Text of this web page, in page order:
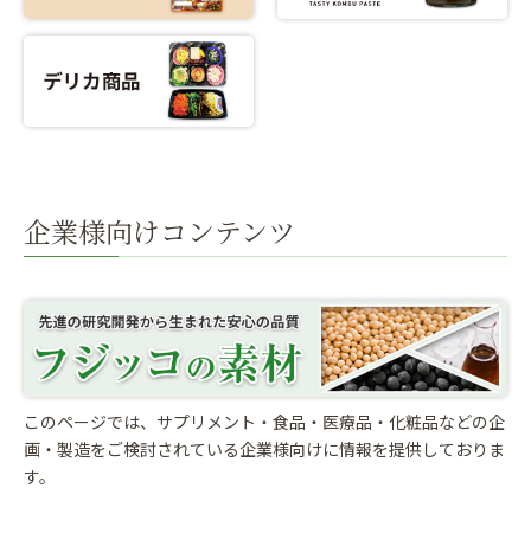
企業様向けコンテンツ
このページでは、サプリメント・食品・医療品・化粧品などの企
画・製造をご検討されている企業様向けに情報を提供しておりま
す。